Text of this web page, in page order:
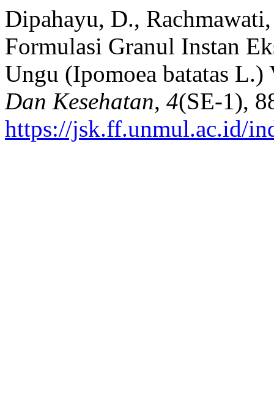
Dipahayu, D.,
Formulasi Granul Instan
Ungu (Ipomoea batatas
Dan Kesehatan, 4(SE-1),
https://jsk.ff.unmul.ac.id/